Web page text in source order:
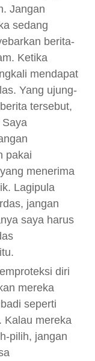
Jangan
sedang
berita-
Ketika
mendapat
Yang ujung-
tersebut,
Saya
pakai
menerima
Lagipula
jangan
saya harus
diri
mereka
seperti
Kalau mereka
pilih, jangan